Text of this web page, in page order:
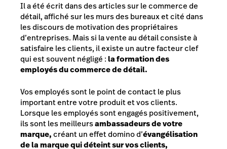
Il a été écrit dans des articles sur le commerce de
détail, affiché sur les murs des bureaux et cité dans
les discours de motivation des propriétaires
d’entreprises. Mais si la vente au détail consiste à
satisfaire les clients, il existe un autre facteur clef
qui est souvent négligé :la formation des
employés du commerce de détail.
Vos employés sont le point de contactle plus
importantentre votre produit et vos clients.
Lorsque les employés sont engagés positivement,
ils sont les meilleursambassadeurs de votre
marque,créant un effet domino d’évangélisation
de la marque qui déteint sur vos clients,